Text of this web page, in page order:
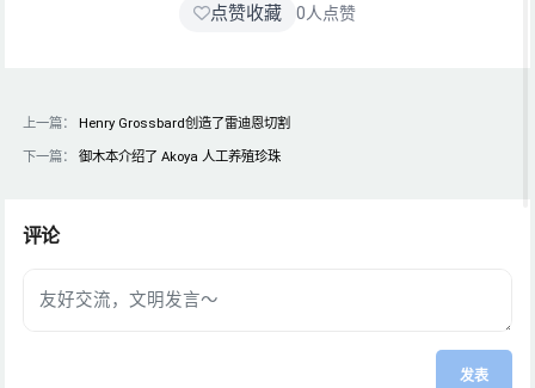
点赞收藏 0人点赞
上一篇：
Henry Grossbard创造了雷迪恩切割
下一篇：
御木本介绍了 Akoya 人工养殖珍珠
评论
发表